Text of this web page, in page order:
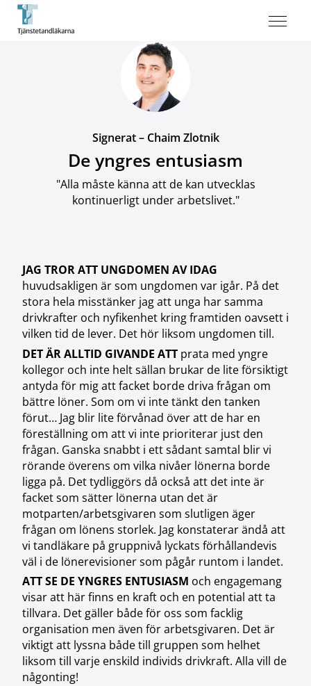
Signerat – Chaim Zlotnik
De yngres entusiasm
"Alla måste känna att de kan utvecklas
kontinuerligt under arbetslivet."
JAG TROR ATT UNGDOMEN AV IDAG
huvudsakligen är som ungdomen var igår. På det
stora hela misstänker jag att unga har samma
drivkrafter och nyfikenhet kring framtiden oavsett i
vilken tid de lever. Det hör liksom ungdomen till.
DET ÄR ALLTID GIVANDE ATT prata med yngre
kollegor och inte helt sällan brukar de lite försiktigt
antyda för mig att facket borde driva frågan om
bättre löner. Som om vi inte tänkt den tanken
förut… Jag blir lite förvånad över att de har en
föreställning om att vi inte prioriterar just den
frågan. Ganska snabbt i ett sådant samtal blir vi
rörande överens om vilka nivåer lönerna borde
ligga på. Det tydliggörs då också att det inte är
facket som sätter lönerna utan det är
motparten/arbetsgivaren som slutligen äger
frågan om lönens storlek. Jag konstaterar ändå att
vi tandläkare på gruppnivå lyckats förhållandevis
väl i de lönerevisioner som pågår runtom i landet.
ATT SE DE YNGRES ENTUSIASM och engagemang
visar att här finns en kraft och en potential att ta
tillvara. Det gäller både för oss som facklig
organisation men även för arbetsgivaren. Det är
viktigt att lyssna både till gruppen som helhet
liksom till varje enskild individs drivkraft. Alla vill de
någonting!